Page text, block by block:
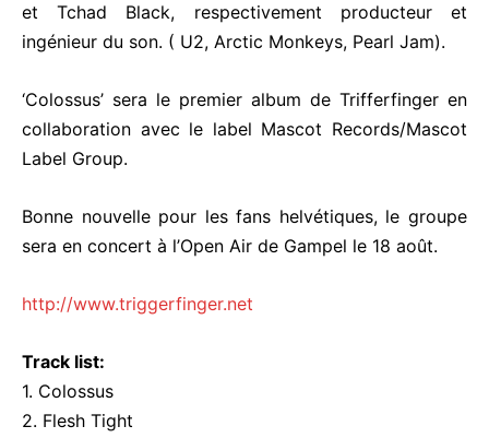
et Tchad Black, respectivement producteur et
ingénieur du son. ( U2, Arctic Monkeys, Pearl Jam).
‘Colossus’ sera le premier album de Trifferfinger en
collaboration avec le label Mascot Records/Mascot
Label Group.
Bonne nouvelle pour les fans helvétiques, le groupe
sera en concert à l’Open Air de Gampel le 18 août.
http://www.triggerfinger.net
Track list:
1. Colossus
2. Flesh Tight